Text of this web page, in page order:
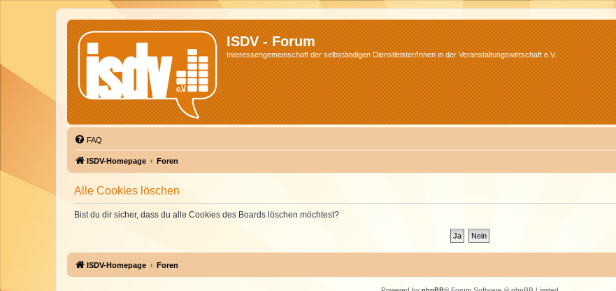
ISDV - Forum
Interessengemeinschaft der selbständigen Dienstleister/Innen in der Veranstaltungswirtschaft e.V.
FAQ
ISDV-Homepage Foren
Alle Cookies löschen
Bist du dir sicher, dass du alle Cookies des Boards löschen möchtest?
ISDV-Homepage Foren